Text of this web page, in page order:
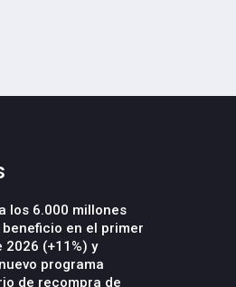
los 6.000 millones
en el primer
2026 (+11%) y
programa
de recompra de